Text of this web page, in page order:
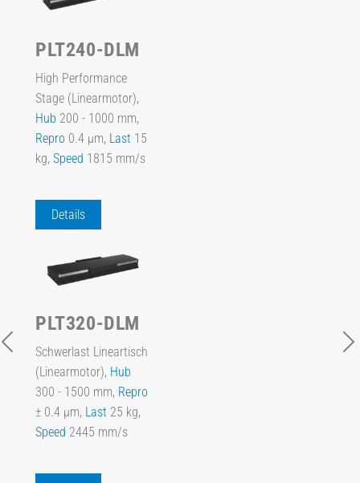
PLT240-DLM
High Performance
Stage (Linearmotor),
Hub 200 - 1000 mm,
Repro 0.4 µm, Last 15
kg, Speed 1815 mm/s
Details
PLT320-DLM
Schwerlast Lineartisch
(Linearmotor), Hub
300 - 1500 mm, Repro
± 0.4 µm, Last 25 kg,
Speed 2445 mm/s